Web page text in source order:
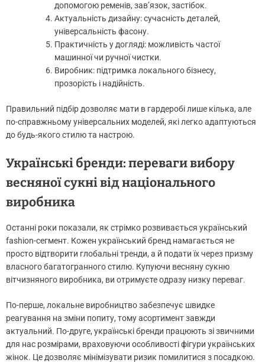
допомогою ременів, зав’язок, застібок.
Актуальність дизайну: сучасність деталей,
універсальність фасону.
Практичність у догляді: можливість частої
машинної чи ручної чистки.
Виробник: підтримка локального бізнесу,
прозорість і надійність.
Правильний підбір дозволяє мати в гардеробі лише кілька, але
по-справжньому універсальних моделей, які легко адаптуються
до будь-якого стилю та настрою.
Українські бренди: переваги вибору
весняної сукні від національного
виробника
Останні роки показали, як стрімко розвивається український
fashion-сегмент. Кожен український бренд намагається не
просто відтворити глобальні тренди, а й подати їх через призму
власного багатогранного стилю. Купуючи весняну сукню
вітчизняного виробника, ви отримуєте одразу низку переваг.
По-перше, локальне виробництво забезпечує швидке
реагування на зміни попиту, тому асортимент завжди
актуальний. По-друге, українські бренди працюють зі звичними
для нас розмірами, враховуючи особливості фігури українських
жінок. Це дозволяє мінімізувати ризик помилитися з посадкою.